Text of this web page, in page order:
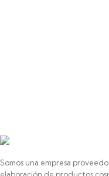
Somos una empresa